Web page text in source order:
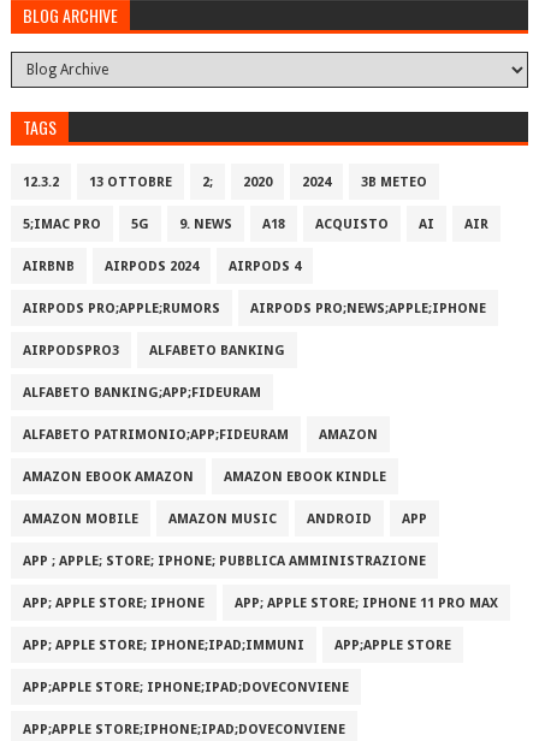
BLOG ARCHIVE
TAGS
12.3.2 13 OTTOBRE 2; 2020 2024 3B METEO
5;IMAC PRO 5G 9. NEWS A18 ACQUISTO AI AIR
AIRBNB AIRPODS 2024 AIRPODS 4
AIRPODS PRO;APPLE;RUMORS AIRPODS PRO;NEWS;APPLE;IPHONE
AIRPODSPRO3 ALFABETO BANKING
ALFABETO BANKING;APP;FIDEURAM
ALFABETO PATRIMONI‪O‬;APP;FIDEURAM AMAZON
AMAZON EBOOK AMAZON AMAZON EBOOK KINDLE
AMAZON MOBILE AMAZON MUSIC ANDROID APP
APP ; APPLE; STORE; IPHONE; PUBBLICA AMMINISTRAZIONE
APP; APPLE STORE; IPHONE APP; APPLE STORE; IPHONE 11 PRO MAX
APP; APPLE STORE; IPHONE;IPAD;IMMUNI APP;APPLE STORE
APP;APPLE STORE; IPHONE;IPAD;DOVECONVIENE
APP;APPLE STORE;IPHONE;IPAD;DOVECONVIENE